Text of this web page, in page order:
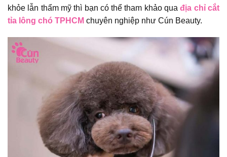
khỏe lẫn thẩm mỹ thì bạn có thể tham khảo qua địa chỉ cắt
tỉa lông chó TPHCM chuyên nghiệp như Cún Beauty.